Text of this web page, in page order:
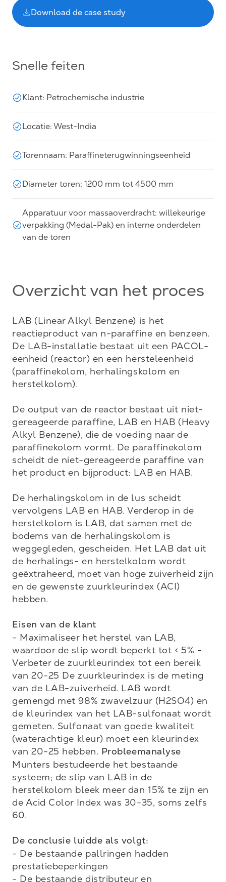
Download de case study
Snelle feiten
Klant: Petrochemische industrie
Locatie: West-India
Torennaam: Paraffineterugwinningseenheid
Diameter toren: 1200 mm tot 4500 mm
Apparatuur voor massaoverdracht: willekeurige
verpakking (Medal-Pak) en interne onderdelen
van de toren
Overzicht van het proces
LAB (Linear Alkyl Benzene) is het
reactieproduct van n-paraffine en benzeen.
De LAB-installatie bestaat uit een PACOL-
eenheid (reactor) en een hersteleenheid
(paraffinekolom, herhalingskolom en
herstelkolom).
De output van de reactor bestaat uit niet-
gereageerde paraffine, LAB en HAB (Heavy
Alkyl Benzene), die de voeding naar de
paraffinekolom vormt. De paraffinekolom
scheidt de niet-gereageerde paraffine van
het product en bijproduct: LAB en HAB.
De herhalingskolom in de lus scheidt
vervolgens LAB en HAB. Verderop in de
herstelkolom is LAB, dat samen met de
bodems van de herhalingskolom is
weggegleden, gescheiden. Het LAB dat uit
de herhalings- en herstelkolom wordt
geëxtraheerd, moet van hoge zuiverheid zijn
en de gewenste zuurkleurindex (ACI)
hebben.
Eisen van de klant
- Maximaliseer het herstel van LAB,
waardoor de slip wordt beperkt tot < 5% -
Verbeter de zuurkleurindex tot een bereik
van 20-25 De zuurkleurindex is de meting
van de LAB-zuiverheid. LAB wordt
gemengd met 98% zwavelzuur (H2SO4) en
de kleurindex van het LAB-sulfonaat wordt
gemeten. Sulfonaat van goede kwaliteit
(waterachtige kleur) moet een kleurindex
van 20-25 hebben. Probleemanalyse
Munters bestudeerde het bestaande
systeem; de slip van LAB in de
herstelkolom bleek meer dan 15% te zijn en
de Acid Color Index was 30-35, soms zelfs
60.
De conclusie luidde als volgt:
- De bestaande pallringen hadden
prestatiebeperkingen
- De bestaande distributeur en